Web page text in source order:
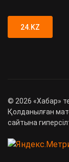
24.KZ
© 2026 «Хабар»
Қолданылған
сайтына